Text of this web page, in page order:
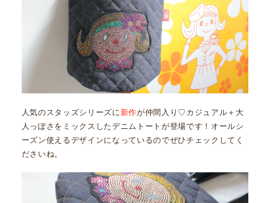
人気のスタッズシリーズに 新作が仲間入り♡カジュアル＋大
人っぽさをミックスしたデニムトートが登場です！オールシ
ーズン使えるデザインになっているのでぜひチェックしてく
ださいね。